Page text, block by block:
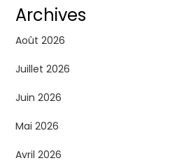
Archives
Août 2026
Juillet 2026
Juin 2026
Mai 2026
Avril 2026